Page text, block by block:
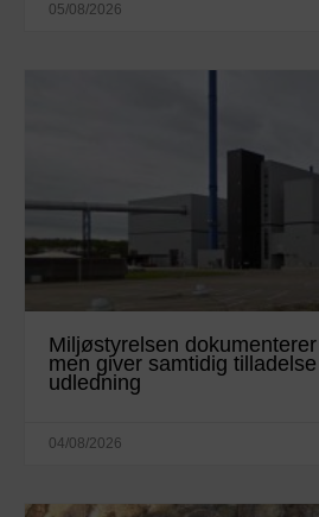
05/08/2026
Miljøstyrelsen
men giver samtidig
udledning
04/08/2026